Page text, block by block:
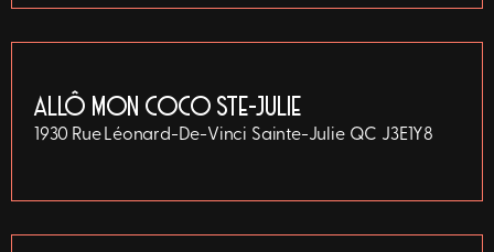
ALLÔ MON COCO STE-JULIE
1930 Rue Léonard-De-Vinci Sainte-Julie QC J3E1Y8